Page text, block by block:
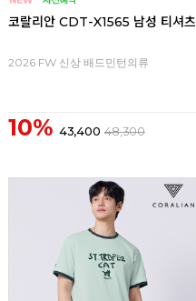
코랄리안 CDT-X1565 남성 티셔츠
2026 FW 신상 배드민턴의류
10% 43,400 48,300